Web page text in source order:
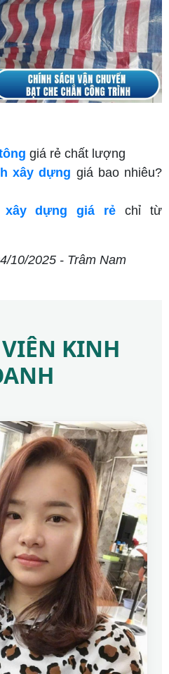
giá rẻ chất lượng
xây dựng giá bao nhiêu?
xây dựng giá rẻ chỉ từ
10/2025 - Trâm Nam
KINH